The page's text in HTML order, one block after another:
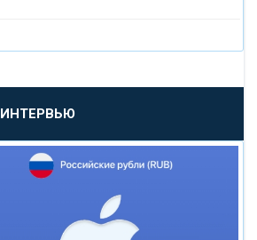
«ПРОМСВЯЗЬБАНК»
«НОВИКОМБАНК»
«СМП БАНК»
ИНТЕРВЬЮ